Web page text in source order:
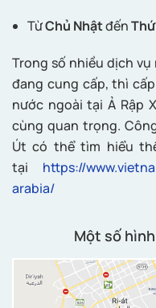
TừChủ Nhậtđến
Trong số nhiều dịch vụ
đang cung cấp, thì
nước ngoài tại Ả Rập
cùng quan trọng.
Út có thể tìm hiểu
tại https://
arabia/
Một số